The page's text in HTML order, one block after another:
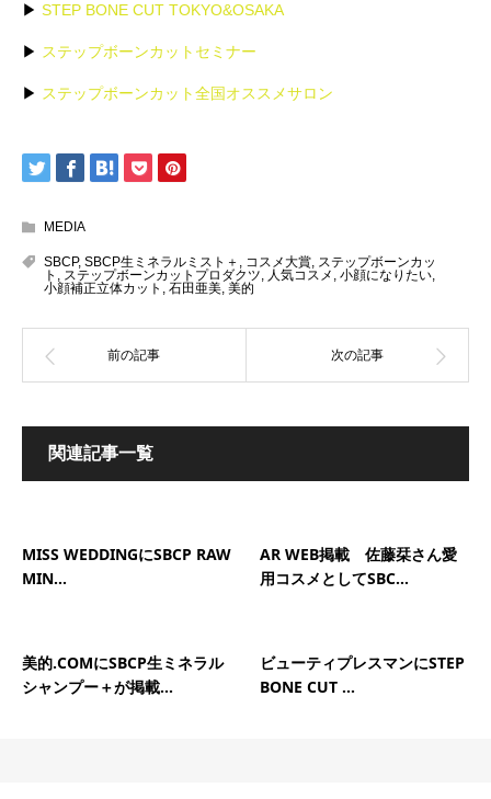
▶︎ STEP BONE CUT TOKYO&OSAKA
▶︎ ステップボーンカットセミナー
▶︎ ステップボーンカット全国オススメサロン
MEDIA
SBCP, SBCP生ミネラルミスト＋ , コスメ大賞, ステップボーンカッ
ト , ステップボーンカットプロダクツ, 人気コスメ , 小顔になりたい,
小顔補正立体カット , 石田亜美, 美的
関連記事一覧
MISS WEDDINGにSBCP RAW
MIN...
AR WEB掲載 佐藤栞さん愛
用コスメとしてSBC...
美的.COMにSBCP生ミネラル
シャンプー＋が掲載...
ビューティプレスマンにSTEP
BONE CUT ...